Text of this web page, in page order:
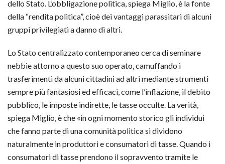
dello Stato. L’obbligazione politica, spiega Miglio, è la fonte
della “rendita politica”, cioè dei vantaggi parassitari di alcuni
gruppi privilegiati a danno di altri.
Lo Stato centralizzato contemporaneo cerca di seminare
nebbie attorno a questo suo operato, camuffando i
trasferimenti da alcuni cittadini ad altri mediante strumenti
sempre più fantasiosi ed efficaci, come l’inflazione, il debito
pubblico, le imposte indirette, le tasse occulte. La verità,
spiega Miglio, è che «in ogni momento storico gli individui
che fanno parte di una comunità politica si dividono
naturalmente in produttori e consumatori di tasse. Quando i
consumatori di tasse prendono il sopravvento tramite le